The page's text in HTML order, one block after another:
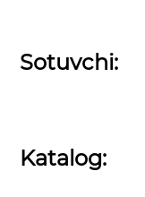
Sotuvchi:
Katalog: